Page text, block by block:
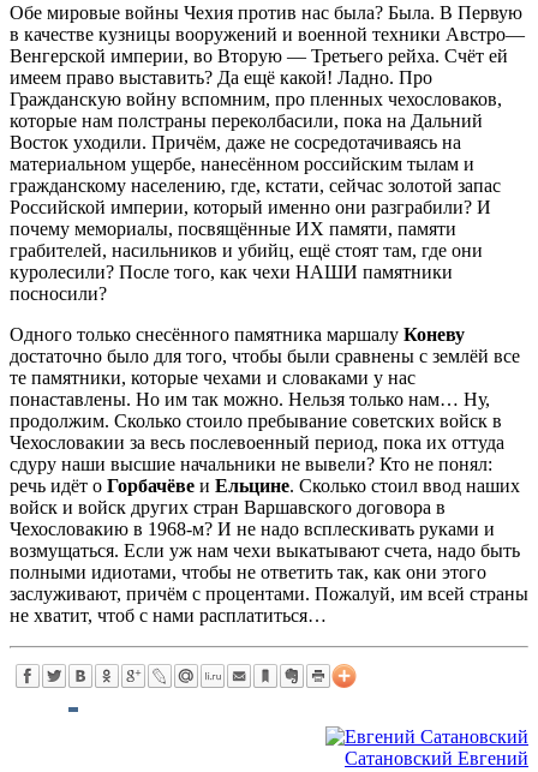
Обе мировые войны Чехия против нас была? Была. В Первую
в качестве кузницы вооружений и военной техники Австро—
Венгерской империи, во Вторую — Третьего рейха. Счёт ей
имеем право выставить? Да ещё какой! Ладно. Про
Гражданскую войну вспомним, про пленных чехословаков,
которые нам полстраны переколбасили, пока на Дальний
Восток уходили. Причём, даже не сосредотачиваясь на
материальном ущербе, нанесённом российским тылам и
гражданскому населению, где, кстати, сейчас золотой запас
Российской империи, который именно они разграбили? И
почему мемориалы, посвящённые ИХ памяти, памяти
грабителей, насильников и убийц, ещё стоят там, где они
куролесили? После того, как чехи НАШИ памятники
посносили?
Одного только снесённого памятника маршалу Коневу
достаточно было для того, чтобы были сравнены с землёй все
те памятники, которые чехами и словаками у нас
понаставлены. Но им так можно. Нельзя только нам… Ну,
продолжим. Сколько стоило пребывание советских войск в
Чехословакии за весь послевоенный период, пока их оттуда
сдуру наши высшие начальники не вывели? Кто не понял:
речь идёт о Горбачёве и Ельцине. Сколько стоил ввод наших
войск и войск других стран Варшавского договора в
Чехословакию в 1968-м? И не надо всплескивать руками и
возмущаться. Если уж нам чехи выкатывают счета, надо быть
полными идиотами, чтобы не ответить так, как они этого
заслуживают, причём с процентами. Пожалуй, им всей страны
не хватит, чтоб с нами расплатиться…
Сатановский Евгений